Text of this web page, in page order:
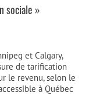
sociale »
et Calgary,
de tarification
le revenu, selon le
à Québec